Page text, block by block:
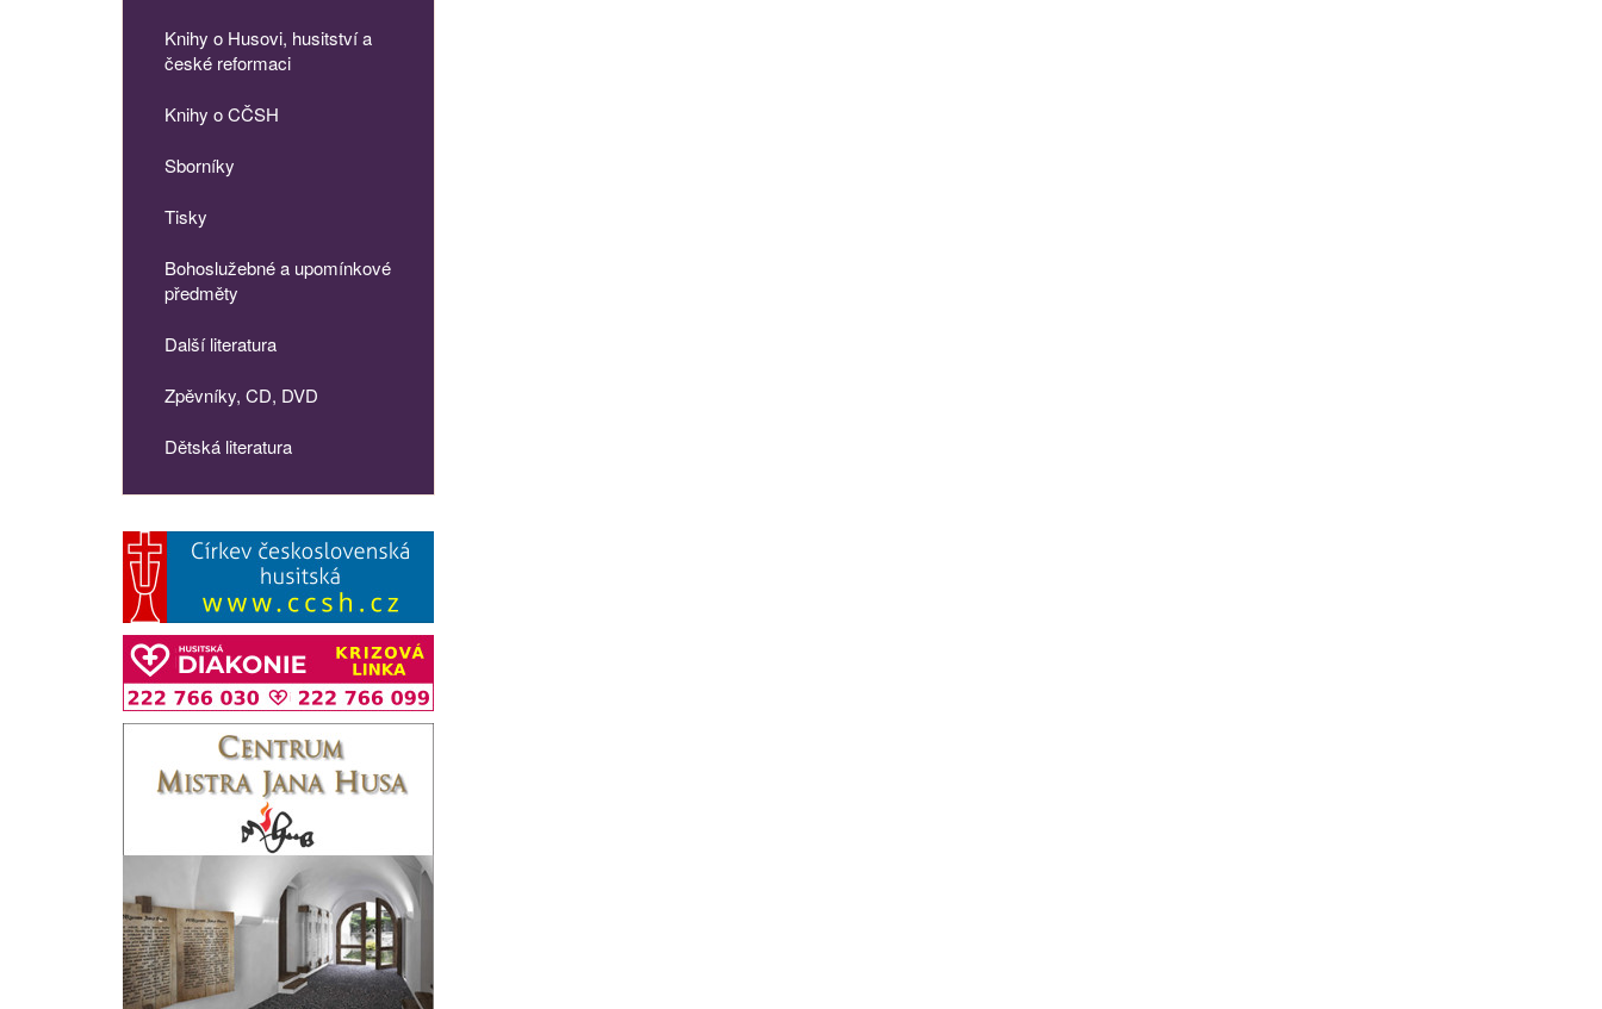
Knihy o Husovi, husitství a
české reformaci
Knihy o CČSH
Sborníky
Tisky
Bohoslužebné a upomínkové
předměty
Další literatura
Zpěvníky, CD, DVD
Dětská literatura